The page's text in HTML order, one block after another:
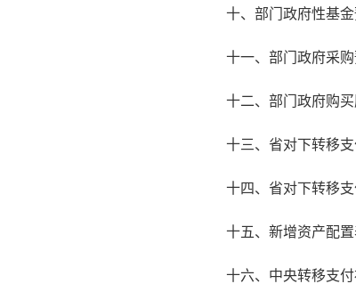
十、部门政府性基
十一、部门政府采
十二、部门政府购
十三、省对下转移
十四、省对下转移
十五、新增资产配置
十六、中央转移支